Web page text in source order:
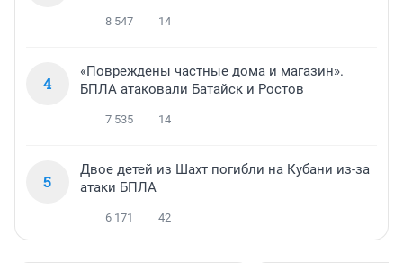
8 547 14
4
«Повреждены частные дома и магазин».
БПЛА атаковали Батайск и Ростов
7 535 14
5
Двое детей из Шахт погибли на Кубани из-за
атаки БПЛА
6 171 42